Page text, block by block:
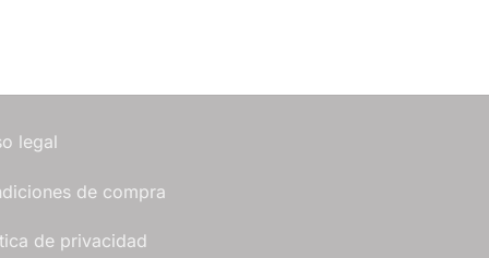
legal
de compra
de privacidad